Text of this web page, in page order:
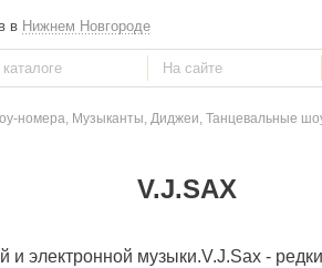
в Нижнем Новгороде
номера, Музыканты, Диджеи, Танцевальные
V.J.SAX
электронной музыки.V.J.Sax -